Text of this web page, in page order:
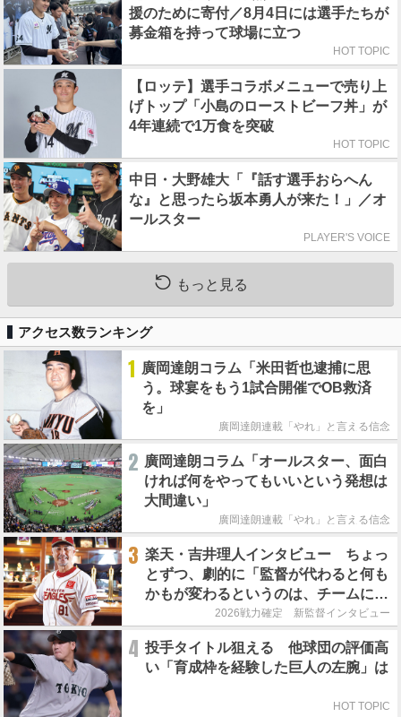
援のために寄付／8月4日には選手たちが
募金箱を持って球場に立つ
HOT TOPIC
【ロッテ】選手コラボメニューで売り上
げトップ「小島のローストビーフ丼」が
4年連続で1万食を突破
HOT TOPIC
中日・大野雄大「『話す選手おらへん
な』と思ったら坂本勇人が来た！」／オ
ールスター
PLAYER'S VOICE
もっと見る
アクセス数ランキング
1 廣岡達朗コラム「米田哲也逮捕に思
う。球宴をもう1試合開催でOB救済
を」
廣岡達朗連載「やれ」と言える信念
2 廣岡達朗コラム「オールスター、面白
ければ何をやってもいいという発想は
大間違い」
廣岡達朗連載「やれ」と言える信念
3 楽天・吉井理人インタビュー ちょっ
とずつ、劇的に「監督が代わると何も
かもが変わるというのは、チームにと
って良くないことなんです」
2026戦力確定 新監督インタビュー
4 投手タイトル狙える 他球団の評価高
い「育成枠を経験した巨人の左腕」は
HOT TOPIC